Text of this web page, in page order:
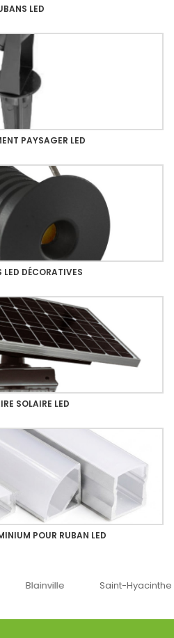
LED
PAYSAGER LED
LED DÉCORATIVES
SOLAIRE LED
POUR RUBAN LED
Saint-Hyacinthe Ottawa